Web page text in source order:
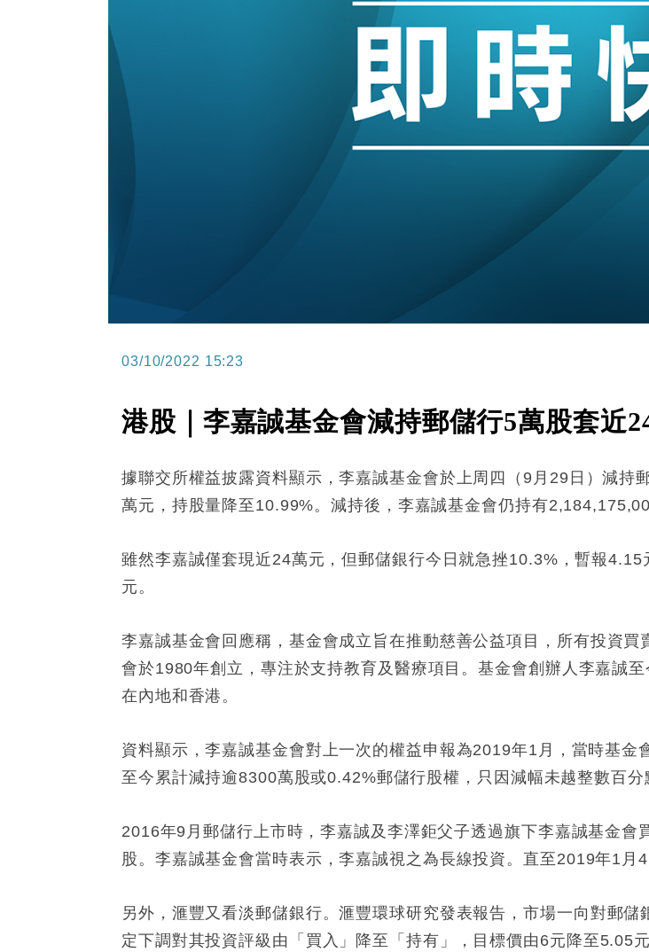
財經｜韓股反覆波動收跌 連挫7周創逾3年最長跌勢
財經｜內地7月美元計價出口增近24%勝預期 貿易順差達1125億美元
財經｜日本春季三度入市撐日圓 4月單日斥6.28萬億日圓干預創新高
11:12 國際｜特朗普料美伊戰事快結束 承認部分彈藥庫存緊張
15:59 財經｜SA售股自救後再出手 斥4億美元押注未上市公司
03/10/2022 15:23
港股｜李嘉誠基金會減持郵儲行5萬股套近
據聯交所權益披露資料顯示，李嘉誠基金會於上周四（9月29日）減
萬元，持股量降至10.99%。減持後，李嘉誠基金會仍持有
雖然李嘉誠僅套現近24萬元，但郵儲銀行今日就急挫10.3%，暫報
元。
李嘉誠基金會回應稱，基金會成立旨在推動慈善公益項目，所有投資
會於1980年創立，專注於支持教育及醫療項目。基金會創辦人李嘉誠
在內地和香港。
資料顯示，李嘉誠基金會對上一次的權益申報為2019年1月，當時基
至今累計減持逾8300萬股或0.42%郵儲行股權，只因減幅未越整數百分
2016年9月郵儲行上市時，李嘉誠及李澤鉅父子透過旗下李嘉誠基金
股。李嘉誠基金會當時表示，李嘉誠視之為長線投資。直至2019年1月
另外，滙豐又看淡郵儲銀行。滙豐環球研究發表報告，市場一向對郵
定下調對其投資評級由「買入」降至「持有」，目標價由6元降至5.05元